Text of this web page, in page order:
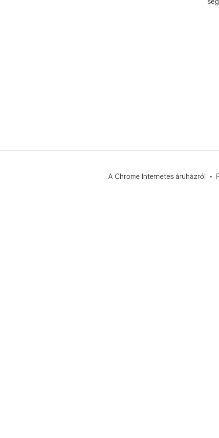
A Chrome Internetes áruházról